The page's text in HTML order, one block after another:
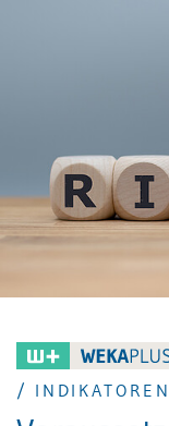
oder in der
gewinnen nicht
Compliance
an Bedeutung.
finanzielle und
verarbeiten,
/ INDIKATOREN